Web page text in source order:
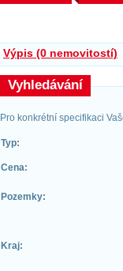
Výpis (0 nemovitostí)
Vyhledávání
Pro konkrétní specifikaci
Typ:
Cena:
Pozemky:
Kraj: